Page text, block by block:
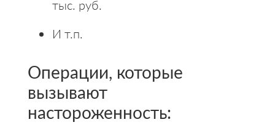
тыс. руб.
И т.п.
Операции, которые
вызывают
настороженность: